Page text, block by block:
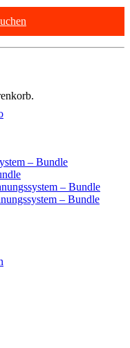
– Bundle
– Bundle
– Bundle